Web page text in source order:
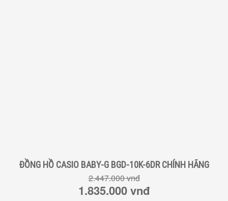
ĐỒNG HỒ CASIO BABY-G BGD-10K-6DR CHÍNH HÃNG
2.447.000 vnđ
1.835.000 vnđ